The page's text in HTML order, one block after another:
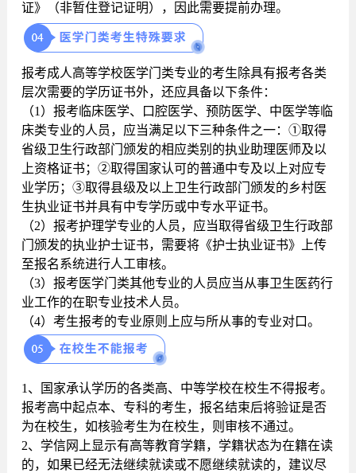
证》（非暂住登记证明），因此需要提前办理。
报考成人高等学校医学门类专业的考生除具有报考各类
层次需要的学历证书外，还应具备以下条件：
（1）报考临床医学、口腔医学、预防医学、中医学等临
床类专业的人员，应当满足以下三种条件之一：①取得
省级卫生行政部门颁发的相应类别的执业助理医师及以
上资格证书；②取得国家认可的普通中专及以上对应专
业学历；③取得县级及以上卫生行政部门颁发的乡村医
生执业证书并具有中专学历或中专水平证书。
（2）报考护理学专业的人员，应当取得省级卫生行政部
门颁发的执业护士证书，需要将《护士执业证书》上传
至报名系统进行人工审核。
（3）报考医学门类其他专业的人员应当从事卫生医药行
业工作的在职专业技术人员。
（4）考生报考的专业原则上应与所从事的专业对口。
1、国家承认学历的各类高、中等学校在校生不得报考。
报考高中起点本、专科的考生，报名结束后将验证是否
为在校生，如核验考生为在校生，则审核不通过。
2、学信网上显示有高等教育学籍，学籍状态为在籍在读
的，如果已经无法继续就读或不愿继续就读的，建议尽